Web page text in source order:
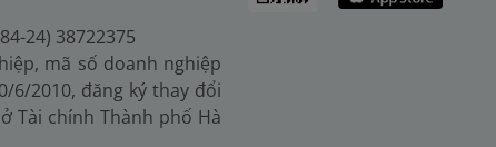
24) 38722375
mã số doanh nghiệp
6/2010, đăng ký thay đổi
Tài chính Thành phố Hà